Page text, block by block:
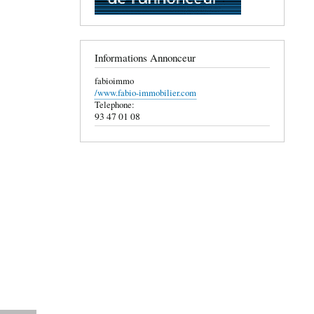
Informations Annonceur
fabioimmo
/www.fabio-immobilier.com
Telephone:
93 47 01 08